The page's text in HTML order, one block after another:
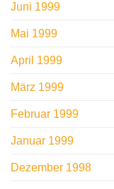
Juni 1999
Mai 1999
April 1999
März 1999
Februar 1999
Januar 1999
Dezember 1998